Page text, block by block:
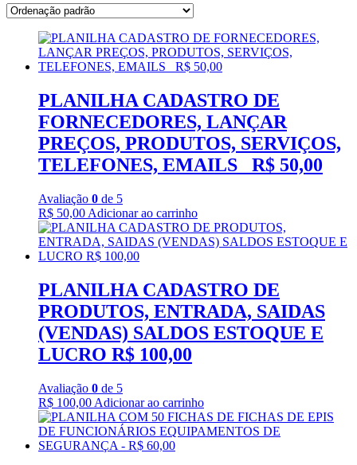
PLANILHA CADASTRO DE
FORNECEDORES, LANÇAR
PREÇOS, PRODUTOS, SERVIÇOS,
TELEFONES, EMAILS R$ 50,00
Avaliação 0 de 5
R$ 50,00 Adicionar ao carrinho
PLANILHA CADASTRO DE
PRODUTOS, ENTRADA, SAIDAS
(VENDAS) SALDOS ESTOQUE E
LUCRO R$ 100,00
Avaliação 0 de 5
R$ 100,00 Adicionar ao carrinho